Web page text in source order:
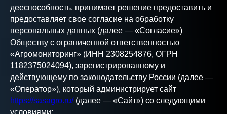
дееспособность, принимает решение предоставить и
предоставляет свое согласие на обработку
персональных данных (далее — «Согласие»)
Обществу с ограниченной ответственностью
«Агромониторинг» (ИНН 2308254876, ОГРН
1182375024094), зарегистрированному и
действующему по законодательству России (далее —
«Оператор»), который администрирует сайт
https://sasagro.ru/(далее — «Сайт») со следующими
условиями: